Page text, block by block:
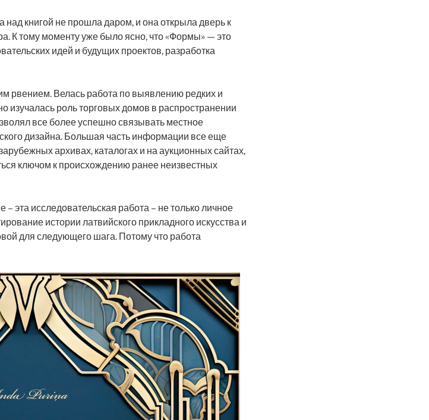
книгой не прошла даром, и она открыла дверь к
К тому моменту уже было ясно, что «Формы» — это
идей и будущих проектов, разработка
рвением. Велась работа по выявлению редких и
изучалась роль торговых домов в распространении
все более успешно связывать местное
дизайна. Большая часть информации все еще
архивах, каталогах и на аукционных сайтах,
ключом к происхождению ранее неизвестных
эта исследовательская работа – не только личное
истории латвийского прикладного искусства и
для следующего шага. Потому что работа